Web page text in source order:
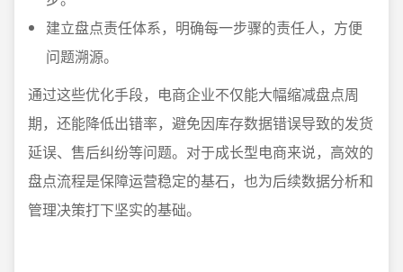
建立盘点责任体系，明确每一步骤的责任人，方便
问题溯源。
通过这些优化手段，电商企业不仅能大幅缩减盘点周
期，还能降低出错率，避免因库存数据错误导致的发货
延误、售后纠纷等问题。对于成长型电商来说，高效的
盘点流程是保障运营稳定的基石，也为后续数据分析和
管理决策打下坚实的基础。